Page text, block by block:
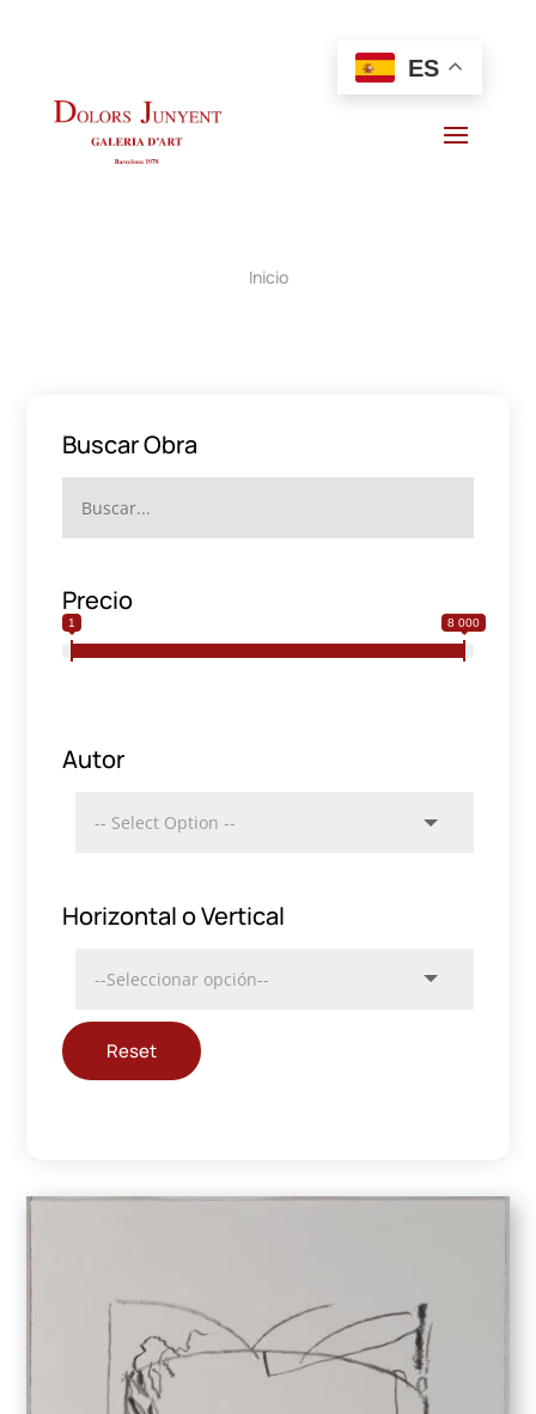
ES
Inicio
Buscar Obra
Precio
1 8 000
Autor
Horizontal o Vertical
Reset